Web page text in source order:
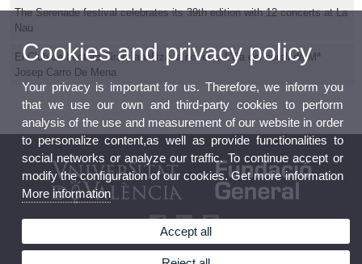
The Serenade festival celebrates its 39th edition with 12 concerts at La
Nau
El Club de Lectura Tirant analitza la novel·la L'illa del corall de Mª
Josep Carro De Mena
Cookies and privacy policy
Your privacy is important for us. Therefore, we inform you
that we use our own and third-party cookies to perform
analysis of the use and measurement of our website in order
to personalize content,as well as provide functionalities to
social networks or analyze our traffic. To continue accept or
modify the configuration of our cookies. Get more information
More information
Accept all